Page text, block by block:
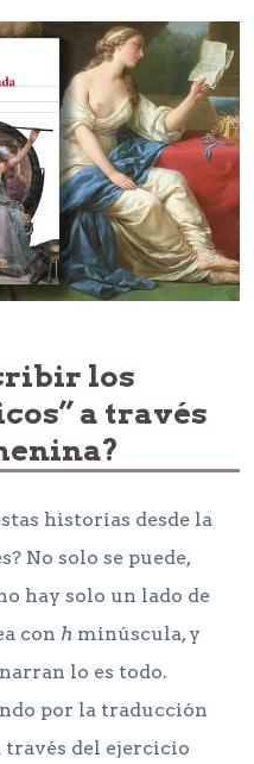
los
a través
historias desde la
No solo se puede,
hay solo un lado de
con h minúscula, y
lo es todo.
por la traducción
través del ejercicio